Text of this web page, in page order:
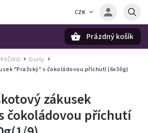
CZK
Prázdný košík
/ Dorty
"Pražský" s čokoládovou příchutí (6x50g)
zákusek
čokoládovou příchutí